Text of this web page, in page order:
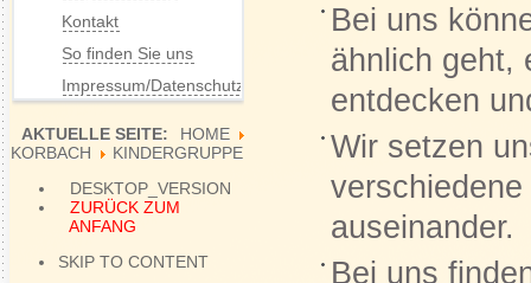
Bei uns
ähnlich geht,
entdecken
Wir setzen
auseinander.
Bei uns
Kontakt
So finden Sie uns
Impressum/Datenschutz
AKTUELLE SEITE:
HOME
KORBACH
KINDERGRUPPE
DESKTOP_VERSION
ZURÜCK ZUM
ANFANG
SKIP TO CONTENT